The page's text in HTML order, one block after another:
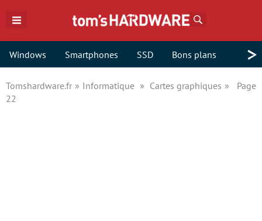
Windows Smartphones SSD Bons plans >
Tomshardware.fr Informatique Cartes graphiques
Page
22